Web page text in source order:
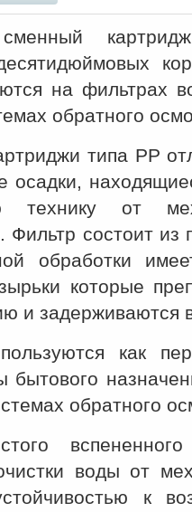
картридж
на фильтрах
обратного
типа PP
осадки,
технику от
состоит из
обработки
которые
и задерживаются
как
бытового
обратного
воды от
к